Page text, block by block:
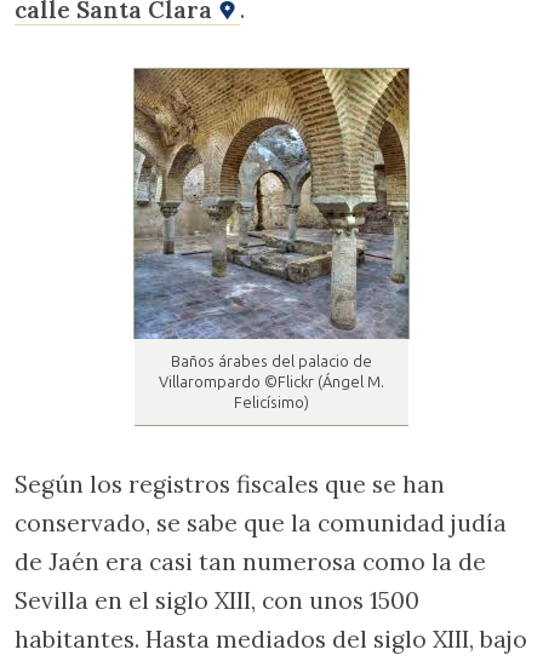
calle Santa Clara .
Baños árabes del palacio de
Villarompardo ©Flickr (Ángel M.
Felicísimo)
Según los registros fiscales que se han
conservado, se sabe que la comunidad judía
de Jaén era casi tan numerosa como la de
Sevilla en el siglo XIII, con unos 1500
habitantes. Hasta mediados del siglo XIII, bajo